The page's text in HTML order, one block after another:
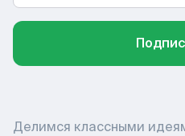
Делимся классными